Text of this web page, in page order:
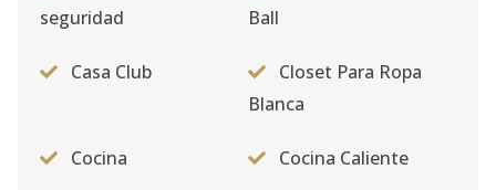
seguridad
Ball
Casa Club
Closet Para Ropa
Blanca
Cocina Cocina Caliente